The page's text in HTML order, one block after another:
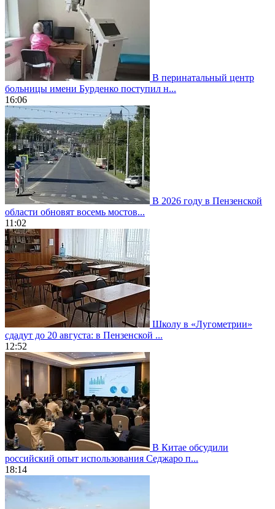
В перинатальный центр
больницы имени Бурденко поступил н...
16:06
В 2026 году в Пензенской
области обновят восемь мостов...
11:02
Школу в «Лугометрии»
сдадут до 20 августа: в Пензенской ...
12:52
В Китае обсудили
российский опыт использования Седжаро п...
18:14